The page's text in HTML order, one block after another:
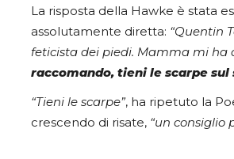
La risposta della Hawke è stata
assolutamente diretta: “Quentin
feticista dei piedi. Mamma mi ha
raccomando, tieni le scarpe sul
“Tieni le scarpe”, ha ripetuto la
crescendo di risate, “un consiglio